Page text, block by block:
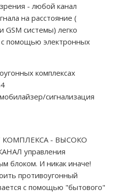
- любой канал
на расстояние (
GSM системы) легко
помощью электронных
комплексах
сигнализация
- ВЫСОКО
управления
блоком. И никак иначе!
противоугонный
с помощью "бытового"